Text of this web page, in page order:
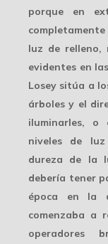
porque en
luz de
evidentes en
Losey sitúa a
árboles y el
iluminarles, o
niveles de
dureza de la
debería tener
época en la
comenzaba a
operadores